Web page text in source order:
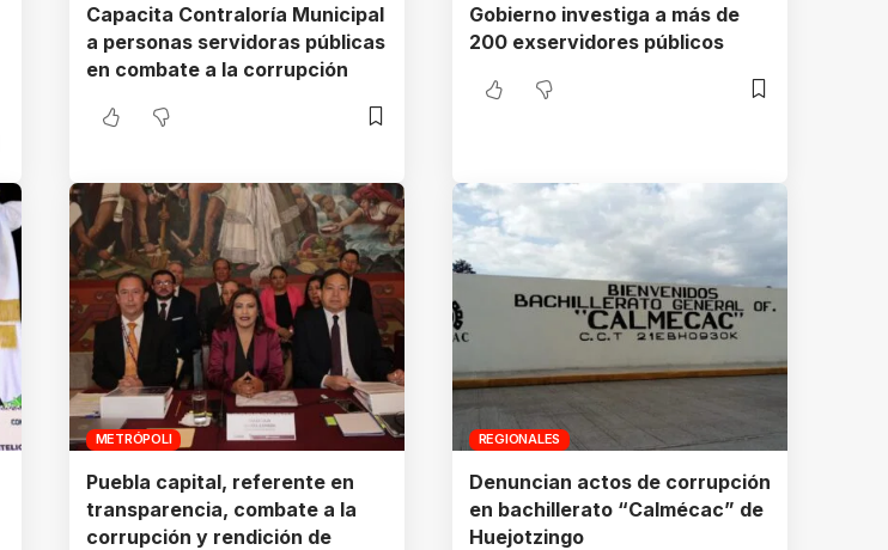
Capacita Contraloría Municipal
a personas servidoras públicas
en combate a la corrupción
Gobierno investiga a más de
200 exservidores públicos
METRÓPOLI
Puebla capital, referente en
transparencia, combate a la
corrupción y rendición de
REGIONALES
Denuncian actos de corrupción
en bachillerato “Calmécac” de
Huejotzingo